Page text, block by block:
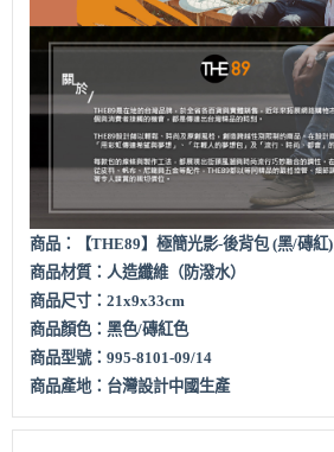
商品：【THE89】 極簡光影-後背包 (黑/磚紅)
商品材質： 人造纖維（防潑水）
商品尺寸：21x9x33cm
商品顏色： 黑色/磚紅色
商品型號：995-8101-09/14
商品產地：台灣設計中國生產